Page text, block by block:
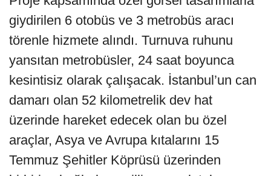
giydirilen 6 otobüs ve 3 metrobüs aracı
törenle hizmete alındı. Turnuva ruhunu
yansıtan metrobüsler, 24 saat boyunca
kesintisiz olarak çalışacak. İstanbul’un can
damarı olan 52 kilometrelik dev hat
üzerinde hareket edecek olan bu özel
araçlar, Asya ve Avrupa kıtalarını 15
Temmuz Şehitler Köprüsü üzerinden